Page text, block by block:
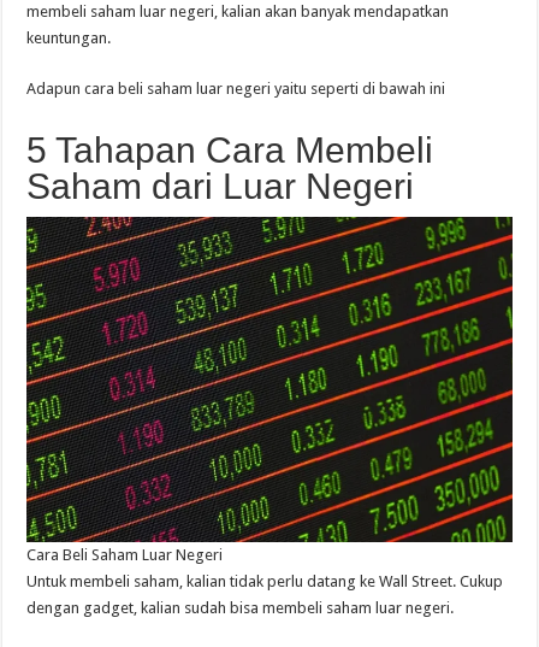
membeli saham luar negeri, kalian akan banyak mendapatkan
keuntungan.
Adapun cara beli saham luar negeri yaitu seperti di bawah ini
5 Tahapan Cara Membeli
Saham dari Luar Negeri
Cara Beli Saham Luar Negeri
Untuk membeli saham, kalian tidak perlu datang ke Wall Street. Cukup
dengan gadget, kalian sudah bisa membeli saham luar negeri.